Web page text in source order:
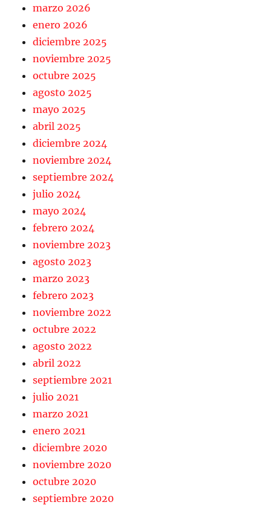
marzo 2026
enero 2026
diciembre 2025
noviembre 2025
octubre 2025
agosto 2025
mayo 2025
abril 2025
diciembre 2024
noviembre 2024
septiembre 2024
julio 2024
mayo 2024
febrero 2024
noviembre 2023
agosto 2023
marzo 2023
febrero 2023
noviembre 2022
octubre 2022
agosto 2022
abril 2022
septiembre 2021
julio 2021
marzo 2021
enero 2021
diciembre 2020
noviembre 2020
octubre 2020
septiembre 2020